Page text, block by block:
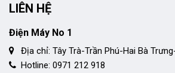
LIÊN HỆ
Điện Máy No 1
Địa chỉ: Tây Trà-Trần Phú-Hai Bà
Hotline: 0971 212 918